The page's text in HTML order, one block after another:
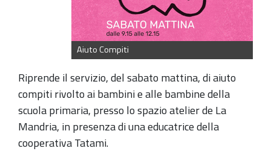
Aiuto Compiti
Riprende il servizio, del sabato mattina, di aiuto
compiti rivolto ai bambini e alle bambine della
scuola primaria, presso lo spazio atelier de La
Mandria, in presenza di una educatrice della
cooperativa Tatami.